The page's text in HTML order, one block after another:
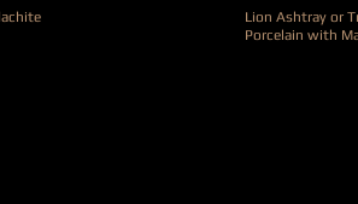
Lion Ashtray or
Porcelain with